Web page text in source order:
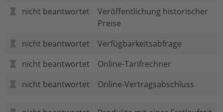
nicht beantwortet
Veröffentlichung historischer
Preise
nicht beantwortet
Verfügbarkeitsabfrage
nicht beantwortet
Online-Tarifrechner
nicht beantwortet
Online-Vertragsabschluss